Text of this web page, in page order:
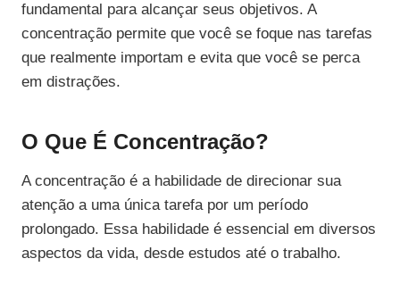
fundamental para alcançar seus objetivos. A
concentração permite que você se foque nas tarefas
que realmente importam e evita que você se perca
em distrações.
O Que É Concentração?
A concentração é a habilidade de direcionar sua
atenção a uma única tarefa por um período
prolongado. Essa habilidade é essencial em diversos
aspectos da vida, desde estudos até o trabalho.